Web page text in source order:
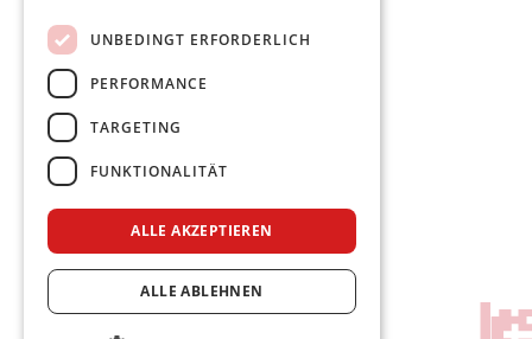
Home
Aktuelles
Meine Politik
Persönlich
Facebook
Instagram
Impressum & Datenschutz
UNBEDINGT ERFORDERLICH
PERFORMANCE
TARGETING
FUNKTIONALITÄT
ALLE AKZEPTIEREN
ALLE ABLEHNEN